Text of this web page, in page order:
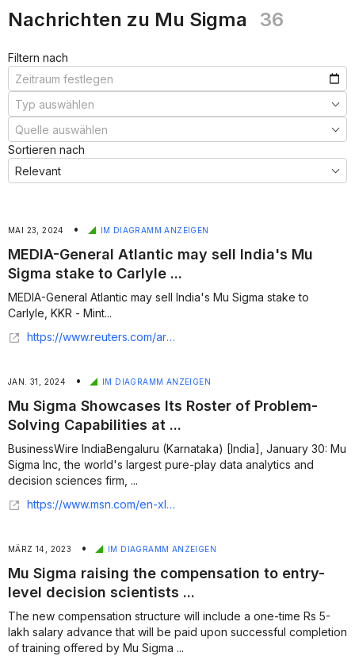
Nachrichten zu Mu Sigma 36
Filtern nach
Sortieren nach
MAI 23, 2024 • IM DIAGRAMM ANZEIGEN
MEDIA-General Atlantic may sell India's Mu
Sigma stake to Carlyle ...
MEDIA-General Atlantic may sell India's Mu Sigma stake to
Carlyle, KKR - Mint...
https://www.reuters.com/article/media-general-atlantic-may-sell-indias-m-idINL3N20E1NN/
JAN. 31, 2024 • IM DIAGRAMM ANZEIGEN
Mu Sigma Showcases Its Roster of Problem-
Solving Capabilities at ...
BusinessWire IndiaBengaluru (Karnataka) [India], January 30: Mu
Sigma Inc, the world's largest pure-play data analytics and
decision sciences firm, ...
https://www.msn.com/en-xl/news/other/mu-sigma-showcases-its-roster-of-problem-solving-capabilities-at-the-microsoft-technology-center/ar-BB1hsRCu
MÄRZ 14, 2023 • IM DIAGRAMM ANZEIGEN
Mu Sigma raising the compensation to entry-
level decision scientists ...
The new compensation structure will include a one-time Rs 5-
lakh salary advance that will be paid upon successful completion
of training offered by Mu Sigma ...